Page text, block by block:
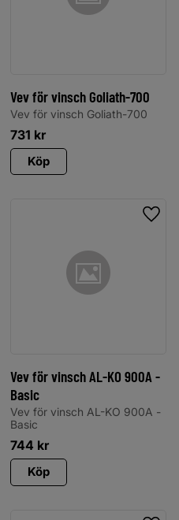
Vev för vinsch Goliath-700
Vev för vinsch Goliath-700
731 kr
Köp
till i favoriter
Vev för vinsch AL-KO 900A -
Basic
Vev för vinsch AL-KO 900A -
Basic
744 kr
Köp